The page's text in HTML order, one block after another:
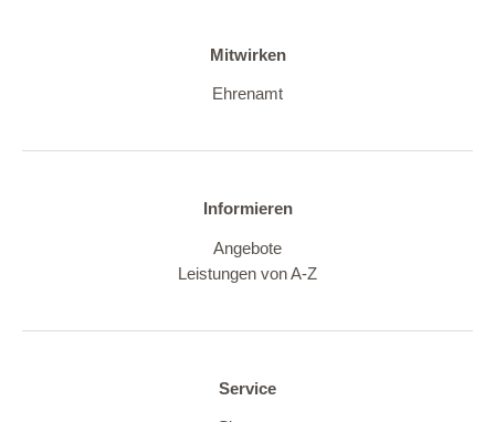
Mitwirken
Ehrenamt
Informieren
Angebote
Leistungen von A-Z
Service